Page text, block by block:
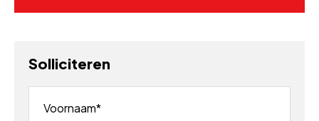
Solliciteren
Voornaam